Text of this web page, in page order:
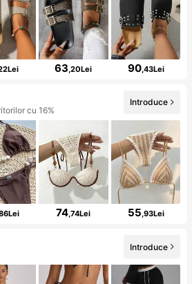
63,20Lei 90,43Lei
cu 16%
Introduce
74,74Lei 55,93Lei
Introduce